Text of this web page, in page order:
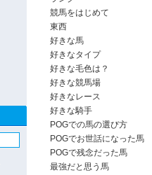
競馬をはじめて
東西
好きな馬
好きなタイプ
好きな毛色は？
好きな競馬場
好きなレース
好きな騎手
POGでの馬の選び方
POGでお世話になった馬
POGで残念だった馬
最強だと思う馬